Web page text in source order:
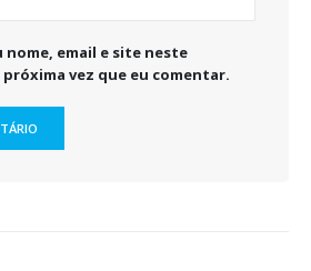
nome, email e site neste
vez que eu comentar.